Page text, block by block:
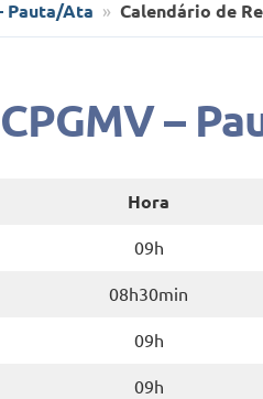
Pauta/Ata Calendário de
–
Hora
09h
08h30min
09h
09h